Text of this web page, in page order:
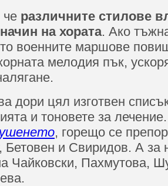
че различните стилове
на хората. Ако
военните маршове
мелодия пък,
дори цял изготвен
и тоновете за
, горещо се
Бетовен и Свиридов. А за
Чайковски, Пахмутова,